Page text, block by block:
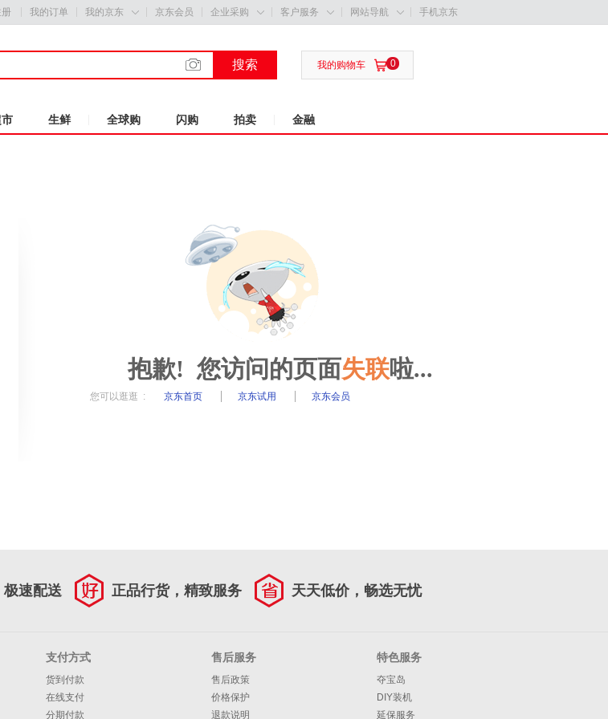
册 我的订单 我的京东  京东会员 企业采购  客户服务  网站导航  手机京东
搜索  0
我的购物车
生鲜 全球购 闪购 拍卖 金融
抱歉! 您访问的页面失联啦...
您可以逛逛 : 京东首页 京东试用 京东会员
极速配送 正品行货，精致服务 天天低价，畅选无忧
支付方式
货到付款
在线支付
分期付款
售后服务
售后政策
价格保护
退款说明
特色服务
夺宝岛
DIY装机
延保服务